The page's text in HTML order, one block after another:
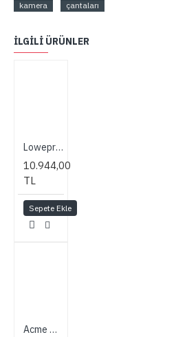
kamera
çantaları
İLGILI ÜRÜNLER
Lowepro Nova 180 AW II Camera Bag (Mica)
10.944,00
TL
Sepete Ekle
Acme Made Cool Little Case - Glowing Flowers